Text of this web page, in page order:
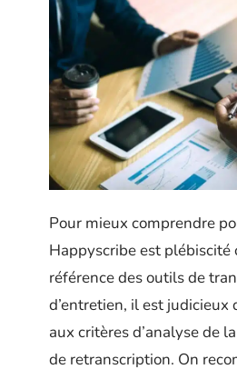
Pour mieux comprendre
Happyscribe est plébiscité
référence des outils de
d’entretien, il est judicieux
aux critères d’analyse de
de retranscription. On